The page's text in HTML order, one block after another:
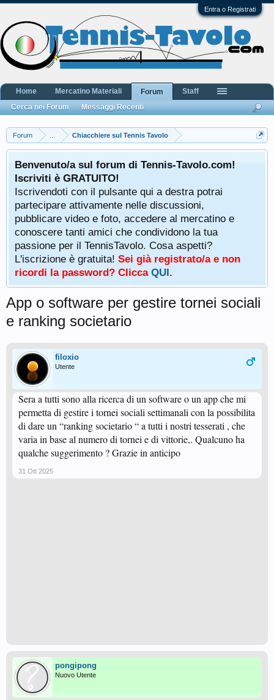
Entra o Registrati
Forum Chiacchiere sul Tennis Tavolo
Benvenuto/a sul forum di Tennis-Tavolo.com!
Iscriviti è GRATUITO!
Iscrivendoti con il pulsante qui a destra potrai
partecipare attivamente nelle discussioni,
pubblicare video e foto, accedere al mercatino e
conoscere tanti amici che condividono la tua
passione per il TennisTavolo. Cosa aspetti?
L'iscrizione è gratuita! Sei già registrato/a e non
ricordi la password? Clicca QUI.
App o software per gestire tornei sociali
e ranking societario
filoxio
Utente
Sera a tutti sono alla ricerca di un software o un app che mi
permetta di gestire i tornei sociali settimanali con la possibilita
di dare un “ranking societario “ a tutti i nostri tesserati , che
varia in base al numero di tornei e di vittorie,. Qualcuno ha
qualche suggerimento ? Grazie in anticipo
31 Ott 2025
pongipong
Nuovo Utente
Home Mercatino Materiali
Forum
Cerca nei Forum
Messaggi Recenti
Staff